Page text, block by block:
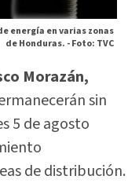
energía en varias zonas
de Honduras. -Foto: TVC
Morazán,
sin
5 de agosto
de distribución.